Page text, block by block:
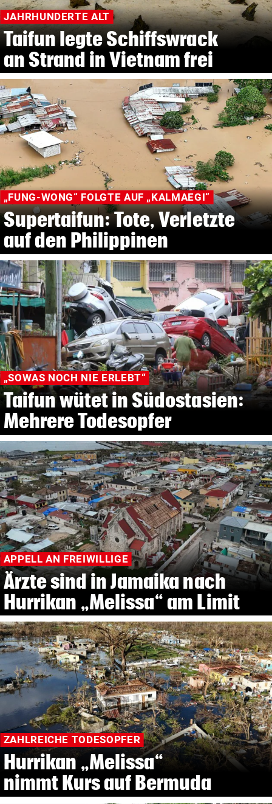
JAHRHUNDERTE ALT
Taifun legte Schiffswrack
an Strand in Vietnam frei
„FUNG-WONG“ FOLGTE AUF „KALMAEGI“
Supertaifun: Tote, Verletzte
auf den Philippinen
„SOWAS NOCH NIE ERLEBT“
Taifun wütet in Südostasien:
Mehrere Todesopfer
APPELL AN FREIWILLIGE
Ärzte sind in Jamaika nach
Hurrikan „Melissa“ am Limit
ZAHLREICHE TODESOPFER
Hurrikan „Melissa“
nimmt Kurs auf Bermuda